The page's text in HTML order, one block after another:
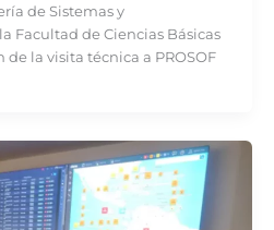
de Sistemas y
Facultad de Ciencias Básicas
la visita técnica a PROSOF